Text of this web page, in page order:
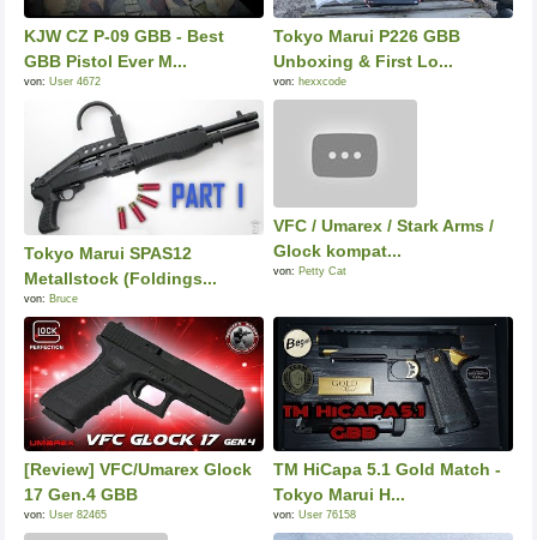
KJW CZ P-09 GBB - Best
GBB Pistol Ever M...
von: User 4672
Tokyo Marui P226 GBB
Unboxing & First Lo...
von: hexxcode
Tokyo Marui SPAS12
Metallstock (Foldings...
von: Bruce
VFC / Umarex / Stark Arms /
Glock kompat...
von: Petty Cat
[Review] VFC/Umarex Glock
17 Gen.4 GBB
von: User 82465
TM HiCapa 5.1 Gold Match -
Tokyo Marui H...
von: User 76158